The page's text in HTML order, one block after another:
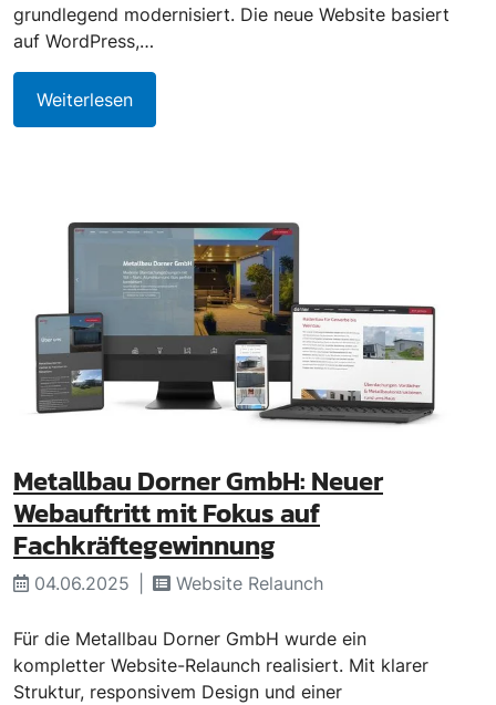
grundlegend modernisiert. Die neue Website basiert
auf WordPress,…
Weiterlesen
Metallbau Dorner GmbH: Neuer
Webauftritt mit Fokus auf
Fachkräftegewinnung
04.06.2025 Website Relaunch
Für die Metallbau Dorner GmbH wurde ein
kompletter Website-Relaunch realisiert. Mit klarer
Struktur, responsivem Design und einer